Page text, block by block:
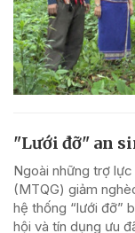
"Lưới đỡ" an
Ngoài những trợ
(MTQG) giảm
hệ thống “lưới đỡ”
hội và tín dụng ưu